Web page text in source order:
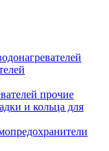
прочие
и кольца для